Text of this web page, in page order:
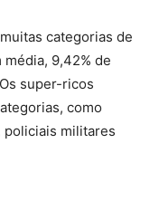
categorias de
9,42% de
super-ricos
como
policiais militares